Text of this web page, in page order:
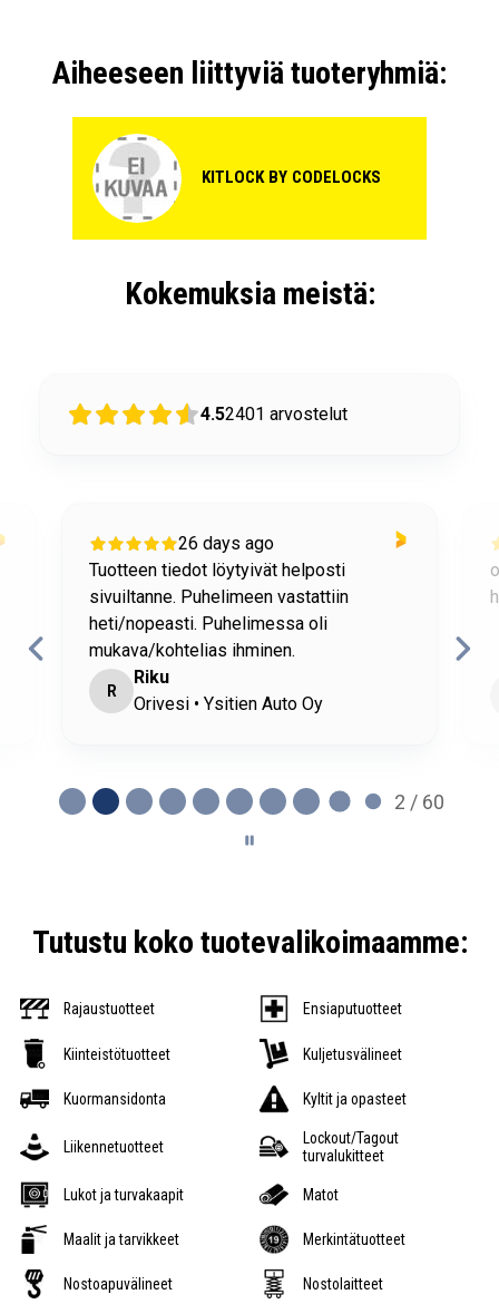
997 89 23
Saatavuus: 2-3 viikkoa
Malli: Vasenkätinen
Väri: Musta
kpl
Aiheeseen liittyviä tuoteryhmiä:
KITLOCK BY CODELOCKS
Kokemuksia meistä:
4.52401 arvostelut
26 days ago
Tuotteen tiedot löytyivät helposti
sivuiltanne. Puhelimeen vastattiin
heti/nopeasti. Puhelimessa oli
mukava/kohtelias ihminen.
R
Riku
Orivesi • Ysitien Auto Oy
2 / 60
Tutustu koko tuotevalikoimaamme:
Rajaustuotteet Ensiaputuotteet
Kiinteistötuotteet Kuljetusvälineet
Kuormansidonta Kyltit ja opasteet
Liikennetuotteet
Lockout/Tagout
turvalukitteet
Lukot ja turvakaapit Matot
Maalit ja tarvikkeet Merkintätuotteet
Nostoapuvälineet Nostolaitteet